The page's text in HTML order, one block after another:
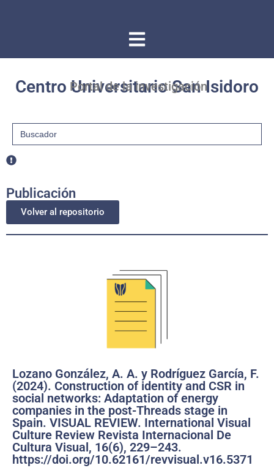
Centro Universitario San Isidoro
Portal de la investigación
Buscar:
Publicación
Volver al repositorio
Lozano González, A. A. y Rodríguez García, F.
(2024). Construction of identity and CSR in
social networks: Adaptation of energy
companies in the post-Threads stage in
Spain. VISUAL REVIEW. International Visual
Culture Review Revista Internacional De
Cultura Visual, 16(6), 229–243.
https://doi.org/10.62161/revvisual.v16.5371